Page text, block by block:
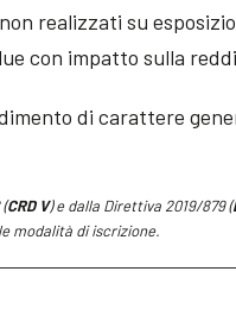
realizzati su
con impatto sulla
di carattere
CRD V) e dalla Direttiva 2019/879 (
modalità di iscrizione.